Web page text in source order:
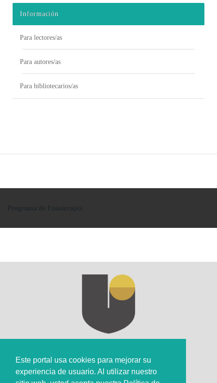
Este portal usa cookies para mejorar su
experiencia de usuario. Al utilizar nuestro
Información
Para lectores/as
Para autores/as
Para bibliotecarios/as